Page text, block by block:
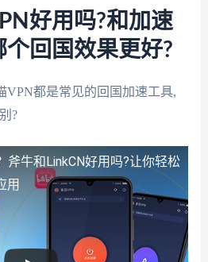
好用吗?和加速
回国效果更好?
VPN都是常见的回国加速工具,
?
斧牛和LinkCN好用吗?让你轻松
用